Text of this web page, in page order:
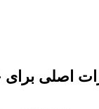
اصلی برای